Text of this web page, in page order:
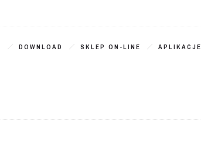
DOWNLOAD SKLEP ON-LINE APLIKACJE